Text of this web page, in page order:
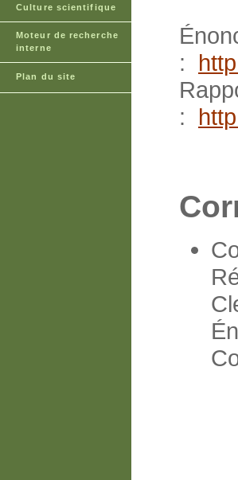
Culture scientifique
Moteur de recherche
interne
Plan du site
:
: